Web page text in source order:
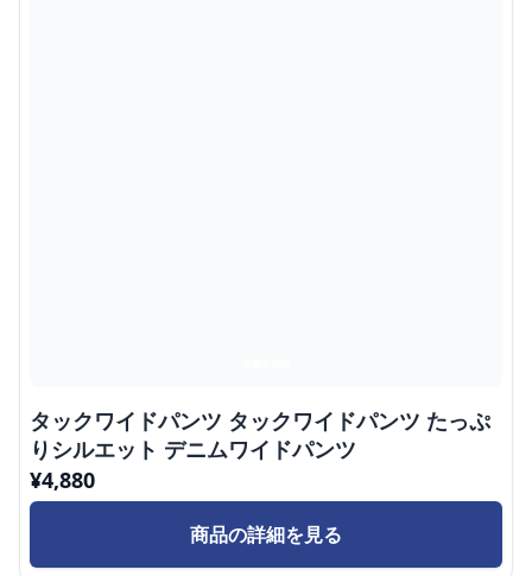
タックワイドパンツ タックワイドパンツ たっぷ
りシルエット デニムワイドパンツ
¥4,880
商品の詳細を見る